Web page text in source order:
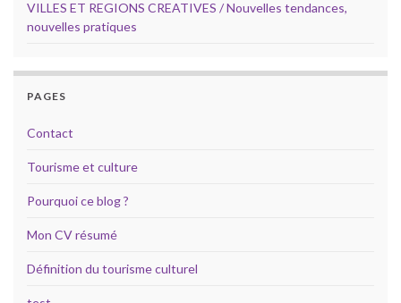
VILLES ET REGIONS CREATIVES / Nouvelles tendances,
nouvelles pratiques
PAGES
Contact
Tourisme et culture
Pourquoi ce blog ?
Mon CV résumé
Définition du tourisme culturel